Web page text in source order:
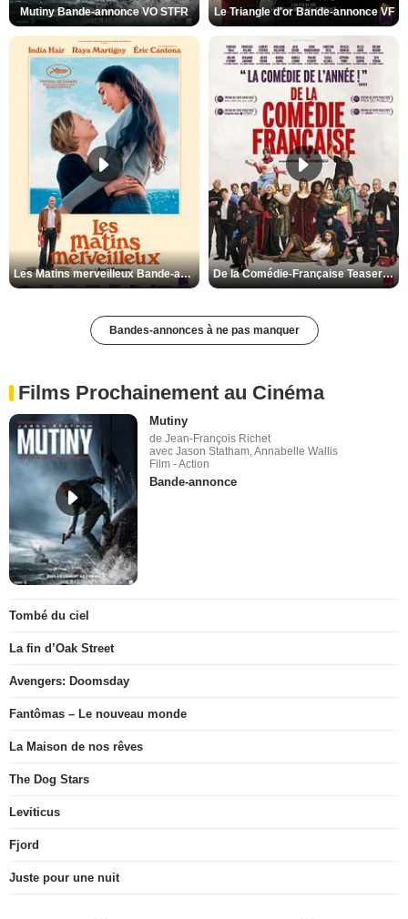
Mutiny Bande-annonce VO STFR Le Triangle d'or Bande-annonce VF
Les Matins merveilleux Bande-annonce VF De la Comédie-Française Teaser VF
Bandes-annonces à ne pas manquer
Films Prochainement au Cinéma
Mutiny
de Jean-François Richet
avec Jason Statham, Annabelle Wallis
Film - Action
Bande-annonce
Tombé du ciel
La fin d’Oak Street
Avengers: Doomsday
Fantômas – Le nouveau monde
La Maison de nos rêves
The Dog Stars
Leviticus
Fjord
Juste pour une nuit